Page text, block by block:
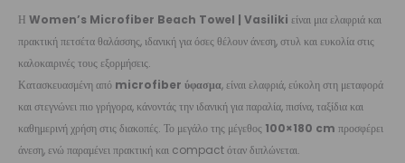
Η Women’s Microfiber Beach Towel | Vasiliki είναι μια ελαφριά και
πρακτική πετσέτα θαλάσσης, ιδανική για όσες θέλουν άνεση, στυλ και ευκολία στις
καλοκαιρινές τους εξορμήσεις.
Κατασκευασμένη από microfiber ύφασμα, είναι ελαφριά, εύκολη στη μεταφορά
και στεγνώνει πιο γρήγορα, κάνοντάς την ιδανική για παραλία, πισίνα, ταξίδια και
καθημερινή χρήση στις διακοπές. Το μεγάλο της μέγεθος 100×180 cm προσφέρει
άνεση, ενώ παραμένει πρακτική και compact όταν διπλώνεται.